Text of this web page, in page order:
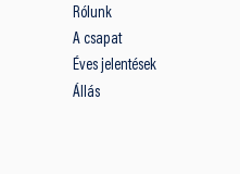
Rólunk
A csapat
Éves jelentések
Állás